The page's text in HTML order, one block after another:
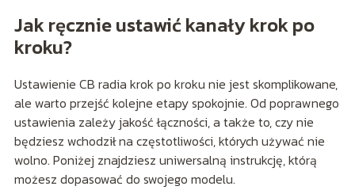
Jak ręcznie ustawić kanały krok po
kroku?
Ustawienie CB radia krok po kroku nie jest skomplikowane,
ale warto przejść kolejne etapy spokojnie. Od poprawnego
ustawienia zależy jakość łączności, a także to, czy nie
będziesz wchodził na częstotliwości, których używać nie
wolno. Poniżej znajdziesz uniwersalną instrukcję, którą
możesz dopasować do swojego modelu.